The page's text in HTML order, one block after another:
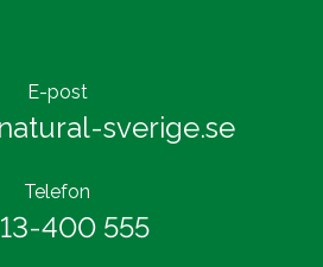
E-post
sverige.se
Telefon
400 555